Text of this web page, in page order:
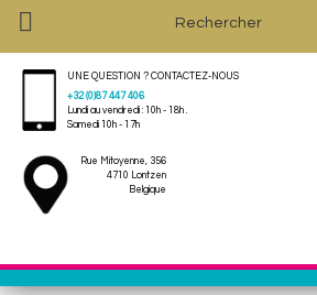

UNE QUESTION ? CONTACTEZ-NOUS
+32 (0)87 447 406
Lundi au vendredi : 10h - 18h .
Samedi 10h - 17h
Rue Mitoyenne, 356
4710 Lontzen
Belgique